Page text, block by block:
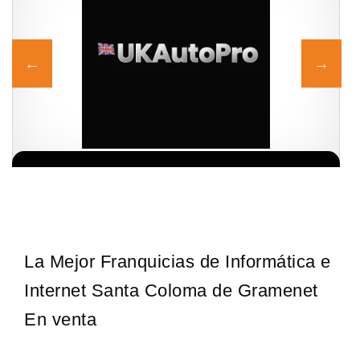
La Mejor Franquicias de Informática e
Internet Santa Coloma de Gramenet
En venta